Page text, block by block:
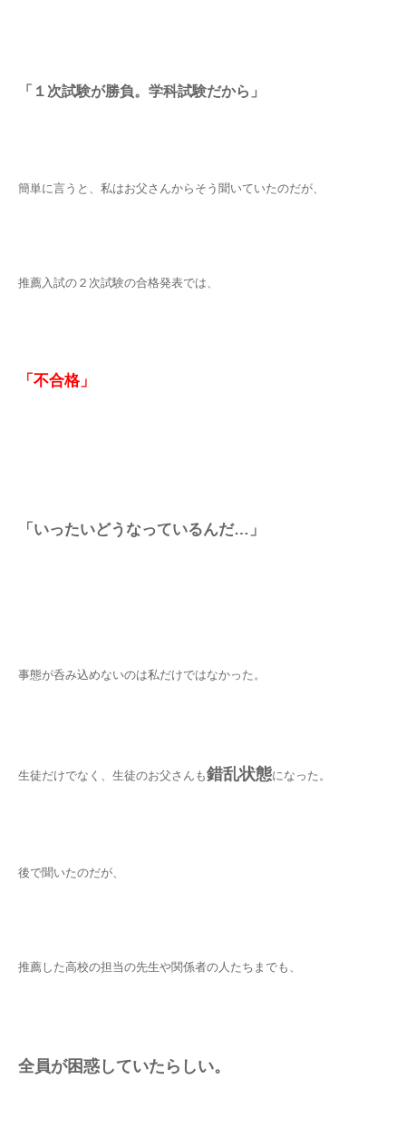
「１次試験が勝負。学科試験だから」
簡単に言うと、私はお父さんからそう聞いていたのだが、
推薦入試の２次試験の合格発表では、
「不合格」
「いったいどうなっているんだ…」
事態が呑み込めないのは私だけではなかった。
生徒だけでなく、生徒のお父さんも錯乱状態になった。
後で聞いたのだが、
推薦した高校の担当の先生や関係者の人たちまでも、
全員が困惑していたらしい。